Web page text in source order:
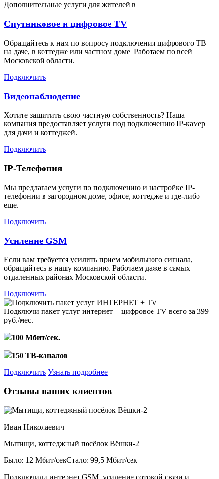
Дополнительные услуги для жителей в
Спутниковое и цифровое TV
Обращайтесь к нам по вопросу подключения цифрового ТВ
на даче, в коттедже или частном доме. Работаем по всей
Московской области.
Подключить
Видеонаблюдение
Хотите защитить свою частную собственность? Наша
компания предоставляет услуги под подключению IP-камер
для дачи и коттеджей.
Подключить
IP-Телефония
Мы предлагаем услуги по подключению и настройке IP-
телефонии в загородном доме, офисе, коттедже и где-либо
еще.
Подключить
Усиление GSM
Если вам требуется усилить прием мобильного сигнала,
обращайтесь в нашу компанию. Работаем даже в самых
отдаленных районах Московской области.
Подключить
Подключи пакет услуг интернет + цифровое TV всего за 399
руб./мес.
100 Мбит/сек.
150 ТВ-каналов
Подключить Узнать подробнее
Отзывы наших клиентов
Иван Николаевич
Мытищи, коттеджный посёлок Вёшки-2
Было: 12 Мбит/секСтало: 99,5 Мбит/сек
Подключили интернет,GSM, усиление сотовой связи и